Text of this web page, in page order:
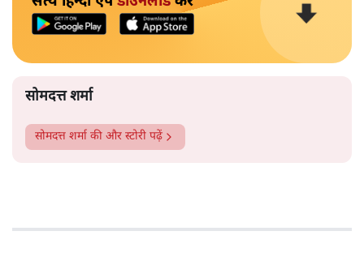
सोमदत्त शर्मा
सोमदत्त शर्मा की और स्टोरी पढ़ें